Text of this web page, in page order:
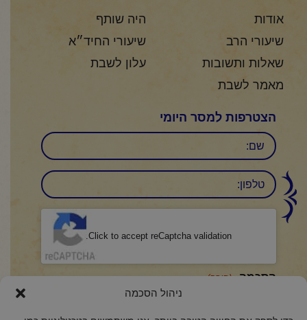
ניהול הסכמה
אודות
היה שותף
שיעורי הרב
שיעורי החיד״א
שאלות ותשובות
עלון לשבת
מאמר לשבת
הצטרפות למסר היומי
שם
טלפון:
Click to accept reCaptcha validation.
הסכמה (חובה)
אני מאשר/ת כי קראתי והבנתי את